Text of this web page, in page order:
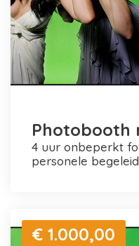
Photobooth
4 uur onbeperkt foto's maken en printen +
personele
€ 1.000,00